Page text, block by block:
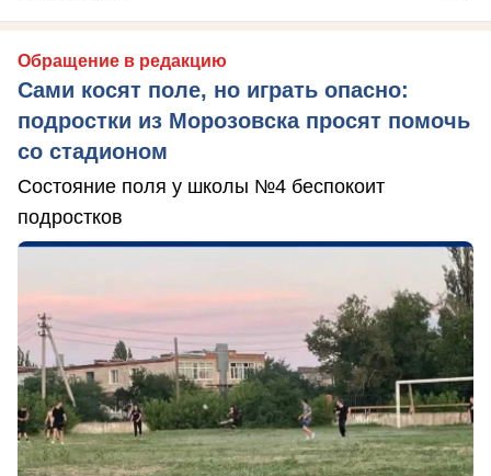
Обращение в редакцию
Сами косят поле, но играть опасно:
подростки из Морозовска просят помочь
со стадионом
Состояние поля у школы №4 беспокоит
подростков